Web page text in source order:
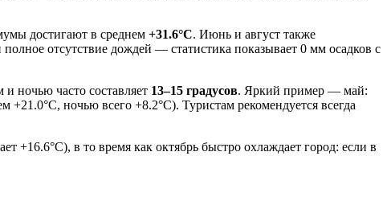
достигают в среднем +31.6°C. Июнь и август также
отсутствие дождей — статистика показывает 0 мм осадков с
ночью часто составляет 13–15 градусов. Яркий пример — май:
ночью всего +8.2°C). Туристам рекомендуется всегда
+16.6°C), в то время как октябрь быстро охлаждает город: если в